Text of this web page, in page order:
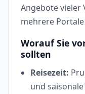
Angebote vieler
mehrere
Worauf Sie
sollten
Reisezeit:
und